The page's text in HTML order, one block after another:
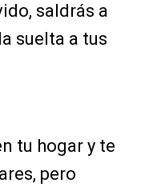
saldrás a
suelta a tus
tu hogar y te
pero